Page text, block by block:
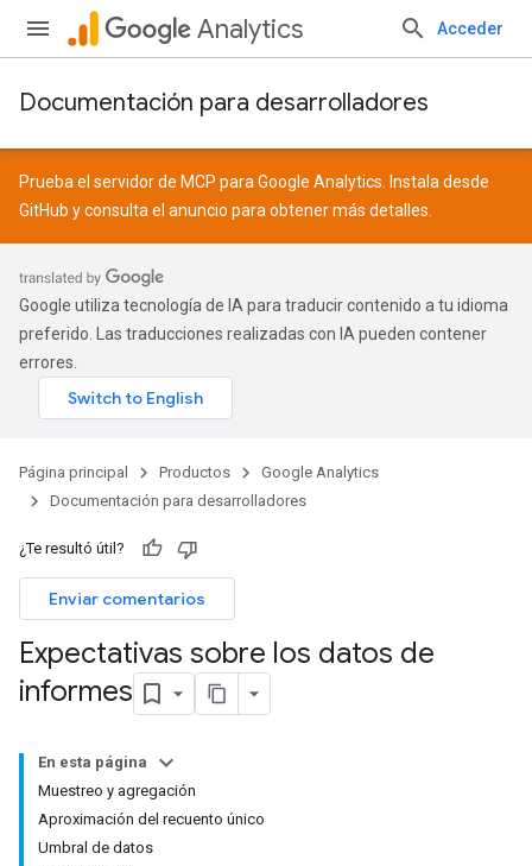
Analytics Acceder
Documentación para desarrolladores
Prueba el servidor de MCP para Google Analytics. Instala desde
GitHub y consulta el anuncio para obtener más detalles.
Google utiliza tecnología de IA para traducir contenido a tu idioma
preferido. Las traducciones realizadas con IA pueden contener
errores.
Página principal Productos
Google Analytics
Documentación para desarrolladores
¿Te resultó útil?
Enviar comentarios
Expectativas sobre los datos de
informes
En esta página
Muestreo y agregación
Aproximación del recuento único
Umbral de datos